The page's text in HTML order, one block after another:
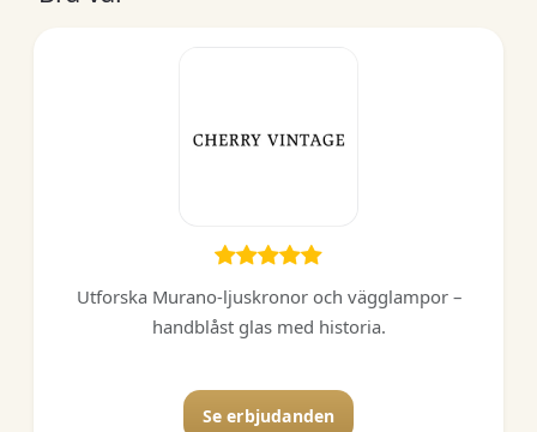
Utforska Murano-ljuskronor och vägglampor –
handblåst glas med historia.
Se erbjudanden